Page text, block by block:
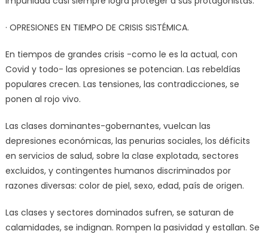
· OPRESIONES EN TIEMPO DE CRISIS SISTÉMICA.
En tiempos de grandes crisis -como le es la actual, con
Covid y todo- las opresiones se potencian. Las rebeldías
populares crecen. Las tensiones, las contradicciones, se
ponen al rojo vivo.
Las clases dominantes-gobernantes, vuelcan las
depresiones económicas, las penurias sociales, los déficits
en servicios de salud, sobre la clase explotada, sectores
excluidos, y contingentes humanos discriminados por
razones diversas: color de piel, sexo, edad, país de origen.
Las clases y sectores dominados sufren, se saturan de
calamidades, se indignan. Rompen la pasividad y estallan. Se